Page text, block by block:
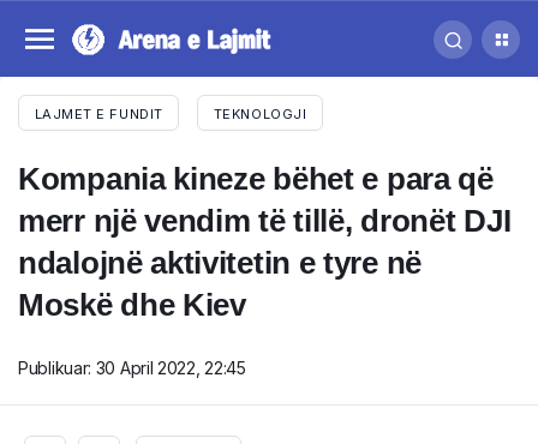
LAJMET E FUNDIT TEKNOLOGJI
Kompania kineze bëhet e para që
merr një vendim të tillë, dronët DJI
ndalojnë aktivitetin e tyre në
Moskë dhe Kiev
Publikuar: 30 April 2022, 22:45